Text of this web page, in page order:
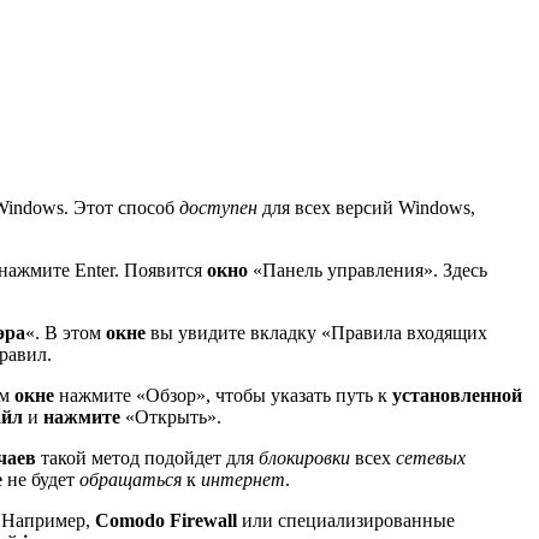
Этот способ доступен для всех версий Windows,
Enter. Появится окно «Панель управления». Здесь
«. В этом окне вы увидите вкладку «Правила входящих
окне нажмите «Обзор», чтобы указать путь к установленной
и нажмите «Открыть».
такой метод подойдет для блокировки всех сетевых
не будет обращаться к интернет.
Comodo Firewall или специализированные